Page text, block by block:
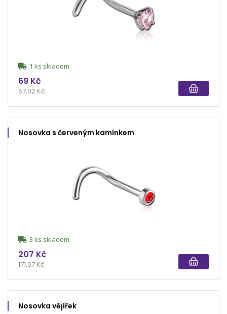
1 ks skladem
69 Kč
57,02 Kč
Nosovka s červeným kamínkem
3 ks skladem
207 Kč
171,07 Kč
Nosovka vějířek